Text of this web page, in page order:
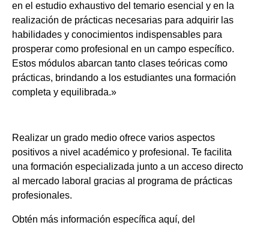
en el estudio exhaustivo del temario esencial y en la
realización de prácticas necesarias para adquirir las
habilidades y conocimientos indispensables para
prosperar como profesional en un campo específico.
Estos módulos abarcan tanto clases teóricas como
prácticas, brindando a los estudiantes una formación
completa y equilibrada.»
Realizar un grado medio ofrece varios aspectos
positivos a nivel académico y profesional. Te facilita
una formación especializada junto a un acceso directo
al mercado laboral gracias al programa de prácticas
profesionales.
Obtén más información específica aquí, del